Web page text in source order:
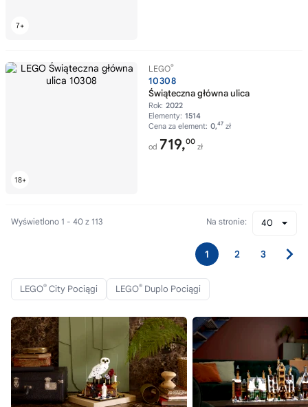
LEGO®
10308
Świąteczna główna ulica
Rok: 2022
Elementy: 1514
Cena za element: 0,47 zł
od 719,00
zł
Wyświetlono 1 - 40 z 113 40
Na stronie:
1 2 3
LEGO® City Pociągi LEGO® Duplo Pociągi